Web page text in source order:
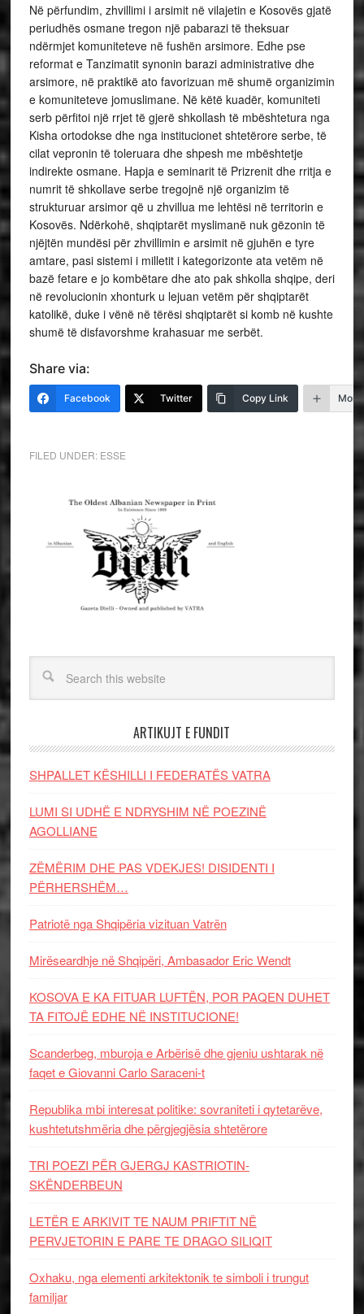
Në përfundim, zhvillimi i arsimit në vilajetin e Kosovës gjatë
periudhës osmane tregon një pabarazi të theksuar
ndërmjet komuniteteve në fushën arsimore. Edhe pse
reformat e Tanzimatit synonin barazi administrative dhe
arsimore, në praktikë ato favorizuan më shumë organizimin
e komuniteteve jomuslimane. Në këtë kuadër, komuniteti
serb përfitoi një rrjet të gjerë shkollash të mbështetura nga
Kisha ortodokse dhe nga institucionet shtetërore serbe, të
cilat vepronin të toleruara dhe shpesh me mbështetje
indirekte osmane. Hapja e seminarit të Prizrenit dhe rritja e
numrit të shkollave serbe tregojnë një organizim të
strukturuar arsimor që u zhvillua me lehtësi në territorin e
Kosovës. Ndërkohë, shqiptarët myslimanë nuk gëzonin të
njëjtën mundësi për zhvillimin e arsimit në gjuhën e tyre
amtare, pasi sistemi i milletit i kategorizonte ata vetëm në
bazë fetare e jo kombëtare dhe ato pak shkolla shqipe, deri
në revolucionin xhonturk u lejuan vetëm për shqiptarët
katolikë, duke i vënë në tërësi shqiptarët si komb në kushte
shumë të disfavorshme krahasuar me serbët.
Share via:
Facebook Twitter Copy Link More
FILED UNDER: ESSE
ARTIKUJT E FUNDIT
SHPALLET KËSHILLI I FEDERATËS VATRA
LUMI SI UDHË E NDRYSHIM NË POEZINË
AGOLLIANE
ZËMËRIM DHE PAS VDEKJES! DISIDENTI I
PËRHERSHËM…
Patriotë nga Shqipëria vizituan Vatrën
Mirëseardhje në Shqipëri, Ambasador Eric Wendt
KOSOVA E KA FITUAR LUFTËN, POR PAQEN DUHET
TA FITOJË EDHE NË INSTITUCIONE!
Scanderbeg, mburoja e Arbërisë dhe gjeniu ushtarak në
faqet e Giovanni Carlo Saraceni-t
Republika mbi interesat politike: sovraniteti i qytetarëve,
kushtetutshmëria dhe përgjegjësia shtetërore
TRI POEZI PËR GJERGJ KASTRIOTIN-
SKËNDERBEUN
LETËR E ARKIVIT TE NAUM PRIFTIT NË
PERVJETORIN E PARE TE DRAGO SILIQIT
Oxhaku, nga elementi arkitektonik te simboli i trungut
familjar